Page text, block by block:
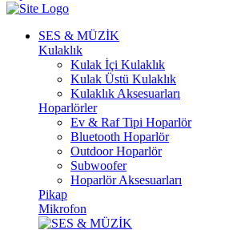
SES & MÜZİK
Kulaklık
Kulak İçi Kulaklık
Kulak Üstü Kulaklık
Kulaklık Aksesuarları
Hoparlörler
Ev & Raf Tipi Hoparlör
Bluetooth Hoparlör
Outdoor Hoparlör
Subwoofer
Hoparlör Aksesuarları
Pikap
Mikrofon